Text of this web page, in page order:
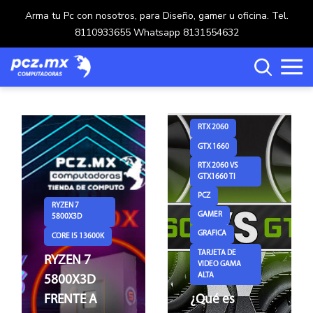
Arma tu Pc con nosotros, para Diseño, gamer u oficina. Tel.
8110933655 Whatsapp 8131554632
Categorías
Carrito de compras ()
Crear una cuenta
Ingresar
RYZEN 7
5800X3D
CORE I5 13600K
RYZEN 7
5800X3D
FRENTE A
RTX 2060
GTX 1660
RTX 2060 VS
GTX1660 TI
PCZ
GAMER
GRAFICA
TARJETA DE
VIDEO GAMA
ALTA
¿Qué es